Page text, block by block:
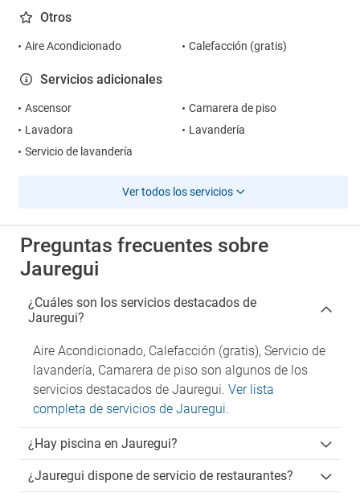
Otros
Aire Acondicionado Calefacción (gratis)
Servicios adicionales
Ascensor
Camarera de piso
Lavadora
Lavandería
Servicio de lavandería
Ver todos los servicios
Preguntas frecuentes sobre
Jauregui
¿Cuáles son los servicios destacados de
Jauregui?
Aire Acondicionado, Calefacción (gratis), Servicio de
lavandería, Camarera de piso son algunos de los
servicios destacados de Jauregui. Ver lista
completa de servicios de Jauregui.
¿Hay piscina en Jauregui?
¿Jauregui dispone de servicio de restaurantes?